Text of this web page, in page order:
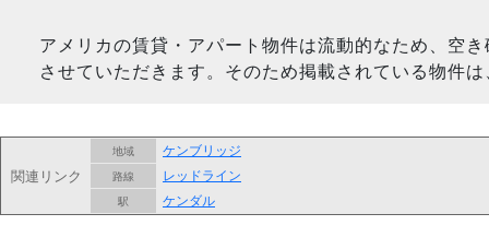
アメリカの賃貸・アパート物件は流動的なため、空
させていただきます。そのため掲載されている物件
関連リンク
地域 ケンブリッジ
路線 レッドライン
駅 ケンダル